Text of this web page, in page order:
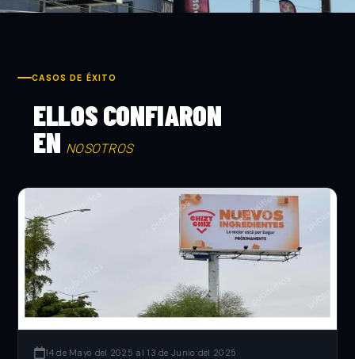
CASOS DE ÉXITO
ELLOS CONFIARON
EN NOSOTROS
14 de Mayo del 2025 al 13 de Junio del 2025